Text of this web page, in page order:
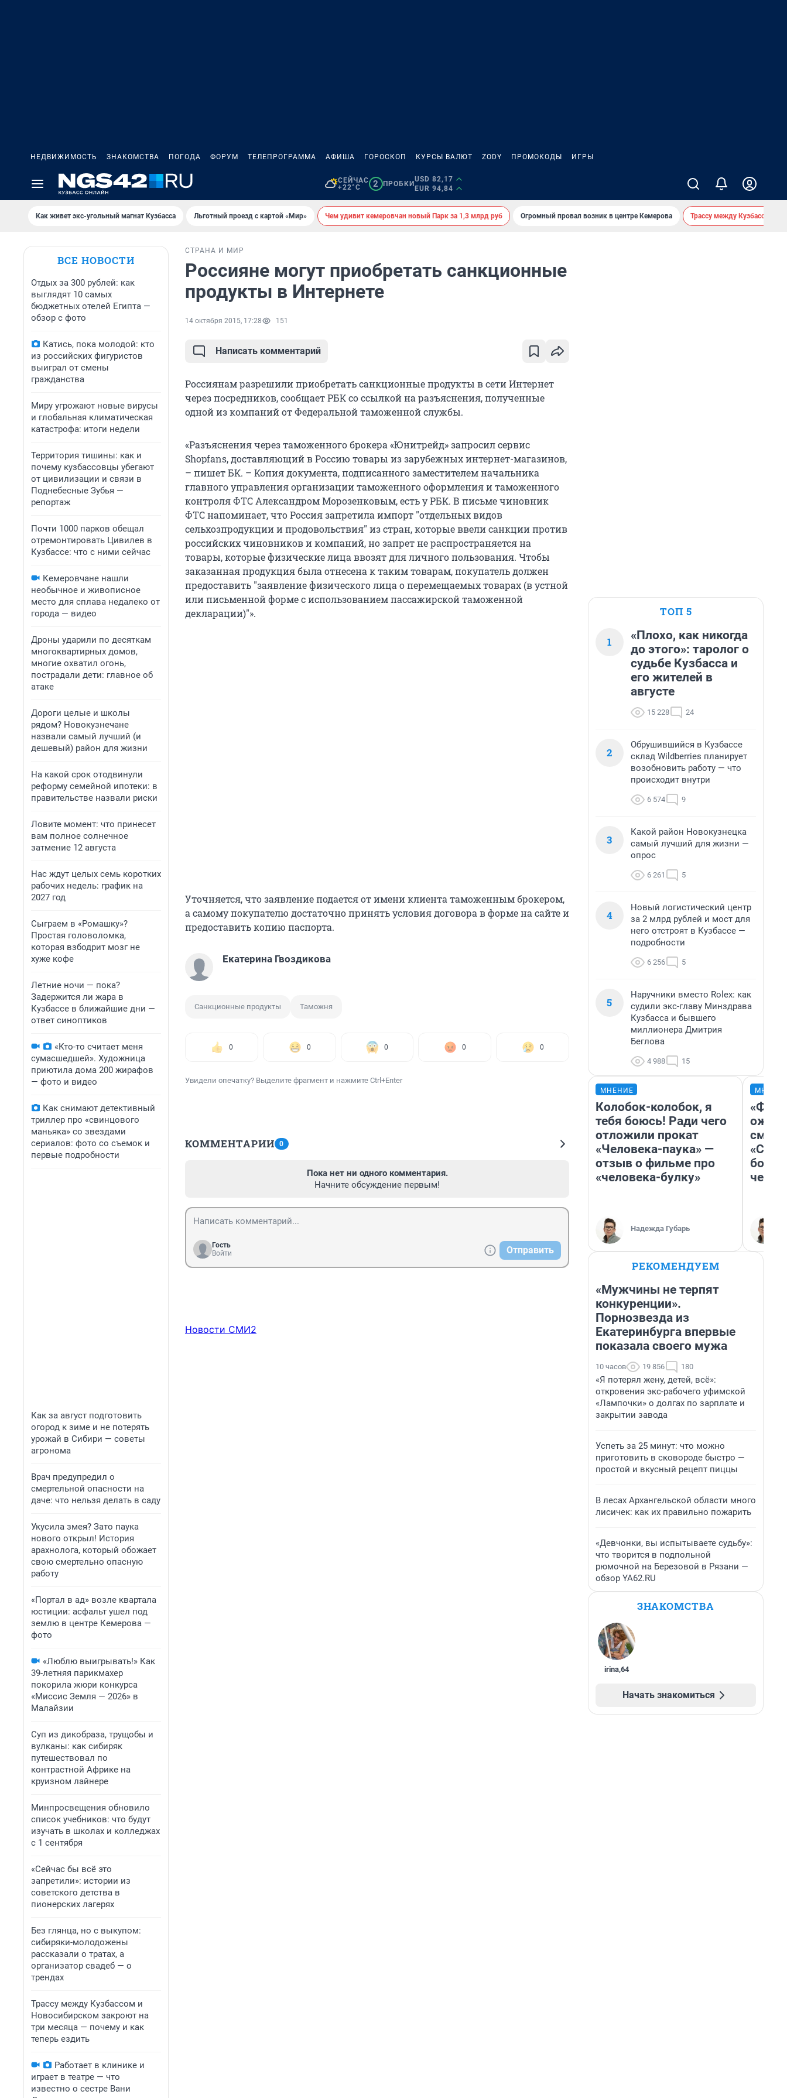
НЕДВИЖИМОСТЬ ЗНАКОМСТВА ПОГОДА ФОРУМ ТЕЛЕПРОГРАММА АФИША ГОРОСКОП КУРСЫ ВАЛЮТ ZODY ПРОМОКОДЫ ИГРЫ
СЕЙЧАС
+22°C
2 ПРОБКИ
USD 82,17
EUR 94,84
Как живет экс-угольный магнат Кузбасса Льготный проезд с картой «Мир» Чем удивит кемеровчан новый Парк за 1,3 млрд руб Огромный провал возник в центре Кемерова Трассу между Кузбассом и
ВСЕ НОВОСТИ
Отдых за 300 рублей: как
выглядят 10 самых
бюджетных отелей Египта —
обзор с фото
Катись, пока молодой: кто
из российских фигуристов
выиграл от смены
гражданства
Миру угрожают новые вирусы
и глобальная климатическая
катастрофа: итоги недели
Территория тишины: как и
почему кузбассовцы убегают
от цивилизации и связи в
Поднебесные Зубья —
репортаж
Почти 1000 парков обещал
отремонтировать Цивилев в
Кузбассе: что с ними сейчас
Кемеровчане нашли
необычное и живописное
место для сплава недалеко от
города — видео
Дроны ударили по десяткам
многоквартирных домов,
многие охватил огонь,
пострадали дети: главное об
атаке
Дороги целые и школы
рядом? Новокузнечане
назвали самый лучший (и
дешевый) район для жизни
На какой срок отодвинули
реформу семейной ипотеки: в
правительстве назвали риски
Ловите момент: что принесет
вам полное солнечное
затмение 12 августа
Нас ждут целых семь коротких
рабочих недель: график на
2027 год
Сыграем в «Ромашку»?
Простая головоломка,
которая взбодрит мозг не
хуже кофе
Летние ночи — пока?
Задержится ли жара в
Кузбассе в ближайшие дни —
ответ синоптиков
«Кто-то считает меня
сумасшедшей». Художница
приютила дома 200 жирафов
— фото и видео
Как снимают детективный
триллер про «свинцового
маньяка» со звездами
сериалов: фото со съемок и
первые подробности
Как за август подготовить
огород к зиме и не потерять
урожай в Сибири — советы
агронома
Врач предупредил о
смертельной опасности на
даче: что нельзя делать в саду
Укусила змея? Зато паука
нового открыл! История
арахнолога, который обожает
свою смертельно опасную
работу
«Портал в ад» возле квартала
юстиции: асфальт ушел под
землю в центре Кемерова —
фото
«Люблю выигрывать!» Как
39-летняя парикмахер
покорила жюри конкурса
«Миссис Земля — 2026» в
Малайзии
Суп из дикобраза, трущобы и
вулканы: как сибиряк
путешествовал по
контрастной Африке на
круизном лайнере
Минпросвещения обновило
список учебников: что будут
изучать в школах и колледжах
с 1 сентября
«Сейчас бы всё это
запретили»: истории из
советского детства в
пионерских лагерях
Без глянца, но с выкупом:
сибиряки-молодожены
рассказали о тратах, а
организатор свадеб — о
трендах
Трассу между Кузбассом и
Новосибирском закроют на
три месяца — почему и как
теперь ездить
Работает в клинике и
играет в театре — что
известно о сестре Вани
СТРАНА И МИР
Россияне могут приобретать санкционные
продукты в Интернете
14 октября 2015, 17:28 151
Написать комментарий
Россиянам разрешили приобретать санкционные продукты в сети Интернет
через посредников, сообщает РБК со ссылкой на разъяснения, полученные
одной из компаний от Федеральной таможенной службы.
«Разъяснения через таможенного брокера «Юнитрейд» запросил сервис
Shopfans, доставляющий в Россию товары из зарубежных интернет-магазинов,
– пишет БК. – Копия документа, подписанного заместителем начальника
главного управления организации таможенного оформления и таможенного
контроля ФТС Александром Морозенковым, есть у РБК. В письме чиновник
ФТС напоминает, что Россия запретила импорт "отдельных видов
сельхозпродукции и продовольствия" из стран, которые ввели санкции против
российских чиновников и компаний, но запрет не распространяется на
товары, которые физические лица ввозят для личного пользования. Чтобы
заказанная продукция была отнесена к таким товарам, покупатель должен
предоставить "заявление физического лица о перемещаемых товарах (в устной
или письменной форме с использованием пассажирской таможенной
декларации)"».
Уточняется, что заявление подается от имени клиента таможенным брокером,
а самому покупателю достаточно принять условия договора в форме на сайте и
предоставить копию паспорта.
Екатерина Гвоздикова
Санкционные продукты Таможня
0 0 0 0 0
Увидели опечатку? Выделите фрагмент и нажмите Ctrl+Enter
КОММЕНТАРИИ 0
Пока нет ни одного комментария.
Начните обсуждение первым!
Гость
Войти
Отправить
Новости СМИ2
ТОП 5
1
«Плохо, как никогда
до этого»: таролог о
судьбе Кузбасса и
его жителей в
августе
15 228 24
2
Обрушившийся в Кузбассе
склад Wildberries планирует
возобновить работу — что
происходит внутри
6 574 9
3
Какой район Новокузнецка
самый лучший для жизни —
опрос
6 261 5
4
Новый логистический центр
за 2 млрд рублей и мост для
него отстроят в Кузбассе —
подробности
6 256 5
5
Наручники вместо Rolex: как
судили экс-главу Минздрава
Кузбасса и бывшего
миллионера Дмитрия
Беглова
4 988 15
МНЕНИЕ
Колобок-колобок, я
тебя боюсь! Ради чего
отложили прокат
«Человека-паука» —
отзыв о фильме про
«человека-булку»
Надежда Губарь
РЕКОМЕНДУЕМ
«Мужчины не терпят
конкуренции».
Порнозвезда из
Екатеринбурга впервые
показала своего мужа
10 часов 19 856 180
«Я потерял жену, детей, всё»:
откровения экс-рабочего уфимской
«Лампочки» о долгах по зарплате и
закрытии завода
Успеть за 25 минут: что можно
приготовить в сковороде быстро —
простой и вкусный рецепт пиццы
В лесах Архангельской области много
лисичек: как их правильно пожарить
«Девчонки, вы испытываете судьбу»:
что творится в подпольной
рюмочной на Березовой в Рязани —
обзор YA62.RU
ЗНАКОМСТВА
irina,64
Начать знакомиться